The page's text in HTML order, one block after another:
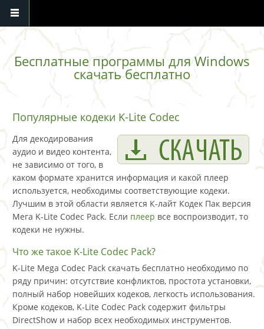
Перейти к основному содержанию
Бесплатные программы для Windows
скачать бесплатно
Популярные кодеки K-Lite Codec
Для декодирования
аудио и видео контента,
не зависимо от того, в
каком формате хранится информация и какой плеер
используется, необходимы соответствующие кодеки.
Лучшим в этой области является К-лайт Кодек Пак версия
Мега K-Lite Codec Pack. Если плеер все воспроизводит, то
кодеки не нужны.
Что же такое K-Lite Codec Pack?
K-Lite Mega Codec Pack скачать бесплатно необходимо по
ряду причин: отсутствие конфликтов, простота установки,
полный набор новейших кодеков, легкость использования.
Кроме кодеков, K-Lite Codec Pack содержит фильтры
DirectShow и набор всех необходимых инструментов.